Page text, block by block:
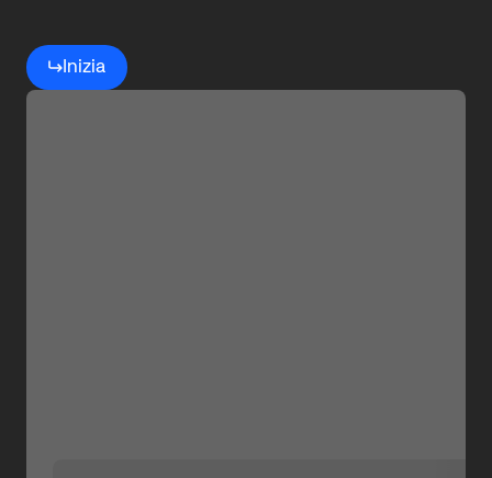
OMRON
Robotics
Inizia